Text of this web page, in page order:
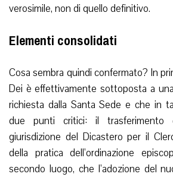
verosimile, non di quello definitivo.
Elementi consolidati
Cosa sembra quindi confermato? In
Dei è effettivamente sottoposta a
richiesta dalla Santa Sede e che in
due punti critici: il trasferimento
giurisdizione del Dicastero per il
della pratica dell’ordinazione
secondo luogo, che l’adozione del